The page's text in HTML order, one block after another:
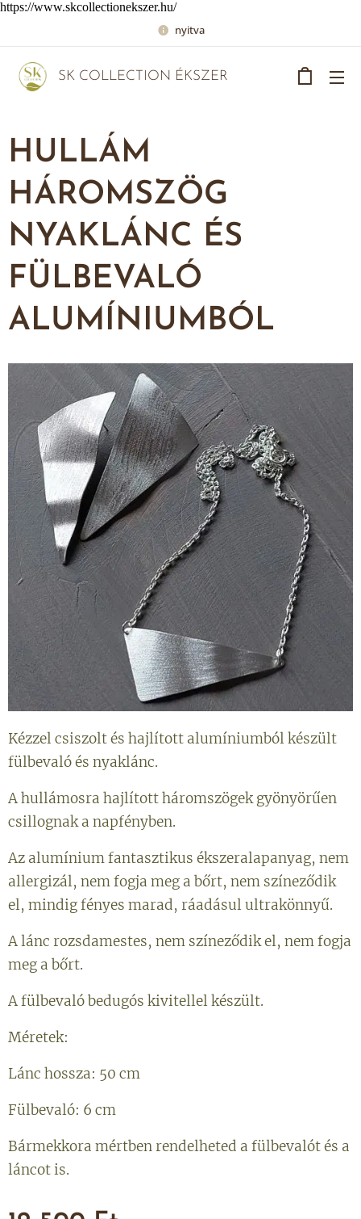
https://www.skcollectionekszer.hu/
nyitva
SK COLLECTION ÉKSZER
HULLÁM
HÁROMSZÖG
NYAKLÁNC ÉS
FÜLBEVALÓ
ALUMÍNIUMBÓL
Kézzel csiszolt és hajlított alumíniumból készült
fülbevaló és nyaklánc.
A hullámosra hajlított háromszögek gyönyörűen
csillognak a napfényben.
Az alumínium fantasztikus ékszeralapanyag, nem
allergizál, nem fogja meg a bőrt, nem színeződik
el, mindig fényes marad, ráadásul ultrakönnyű.
A lánc rozsdamestes, nem színeződik el, nem fogja
meg a bőrt.
A fülbevaló bedugós kivitellel készült.
Méretek:
Lánc hossza: 50 cm
Fülbevaló: 6 cm
Bármekkora mértben rendelheted a fülbevalót és a
láncot is.